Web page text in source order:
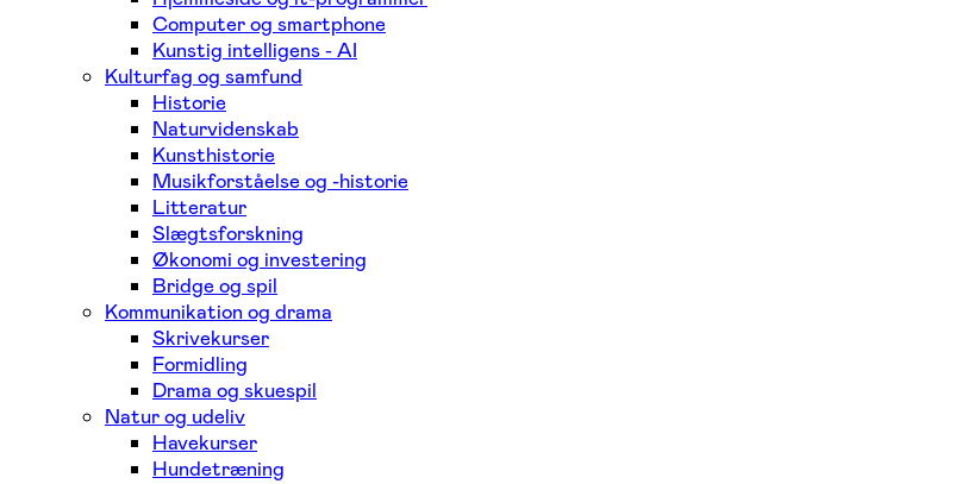
Computer og smartphone
Kunstig intelligens - AI
Kulturfag og samfund
Historie
Naturvidenskab
Kunsthistorie
Musikforståelse og -historie
Litteratur
Slægtsforskning
Økonomi og investering
Bridge og spil
Kommunikation og drama
Skrivekurser
Formidling
Drama og skuespil
Natur og udeliv
Havekurser
Hundetræning